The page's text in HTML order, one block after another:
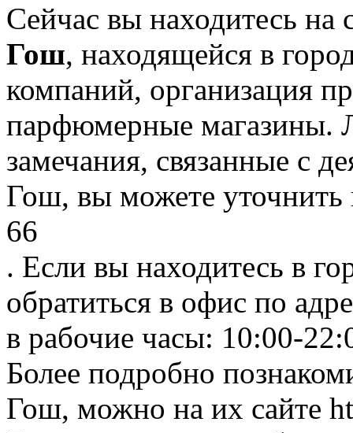
Сейчас вы находитесь на
Гош, находящейся в
компаний, организация
парфюмерные
замечания, связанные с
Гош, вы можете
66
. Если вы находитесь в
обратиться в офис по
в рабочие часы: 10:00-
Более подробно
Гош, можно на их сайте